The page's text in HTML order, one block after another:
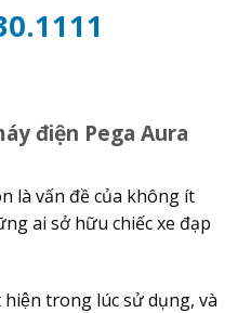
điện Pega Aura
là vấn đề của không ít
ai sở hữu chiếc xe đạp
trong lúc sử dụng, và